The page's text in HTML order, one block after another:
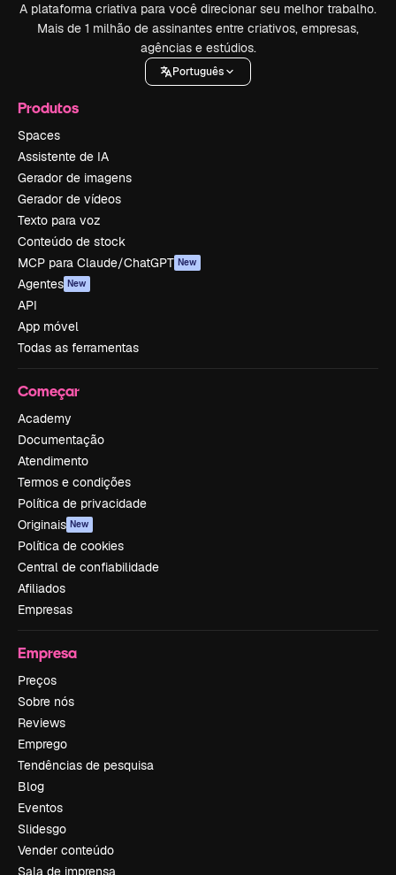
A plataforma criativa para você direcionar seu melhor trabalho.
Mais de 1 milhão de assinantes entre criativos, empresas,
agências e estúdios.
Português
Produtos
Spaces
Assistente de IA
Gerador de imagens
Gerador de vídeos
Texto para voz
Conteúdo de stock
MCP para Claude/ChatGPT New
Agentes New
API
App móvel
Todas as ferramentas
Começar
Academy
Documentação
Atendimento
Termos e condições
Política de privacidade
Originais New
Política de cookies
Central de confiabilidade
Afiliados
Empresas
Empresa
Preços
Sobre nós
Reviews
Emprego
Tendências de pesquisa
Blog
Eventos
Slidesgo
Vender conteúdo
Sala de imprensa